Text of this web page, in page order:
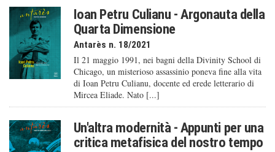
Ioan Petru Culianu - Argonauta della
Quarta Dimensione
Antarès n. 18/2021
Il 21 maggio 1991, nei bagni della Divinity School di
Chicago, un misterioso assassinio poneva fine alla vita
di Ioan Petru Culianu, docente ed erede letterario di
Mircea Eliade. Nato [...]
Un'altra modernità - Appunti per una
critica metafisica del nostro tempo